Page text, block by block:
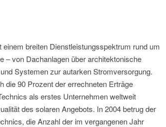
breiten Dienstleistungsspektrum rund um
– von Dachanlagen über architektonische
Systemen zur autarken Stromversorgung.
die 90 Prozent der errechneten Erträge
als erstes Unternehmen weltweit
des solaren Angebots. In 2004 betrug der
die Anzahl der im vergangenen Jahr